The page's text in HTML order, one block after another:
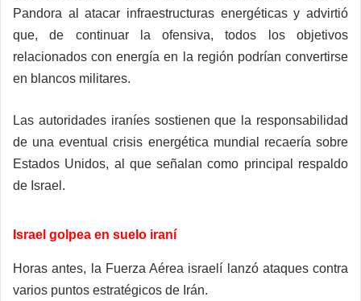
Pandora al atacar infraestructuras energéticas y advirtió
que, de continuar la ofensiva, todos los objetivos
relacionados con energía en la región podrían convertirse
en blancos militares.
Las autoridades iraníes sostienen que la responsabilidad
de una eventual crisis energética mundial recaería sobre
Estados Unidos, al que señalan como principal respaldo
de Israel.
Israel golpea en suelo iraní
Horas antes, la Fuerza Aérea israelí lanzó ataques contra
varios puntos estratégicos de Irán.